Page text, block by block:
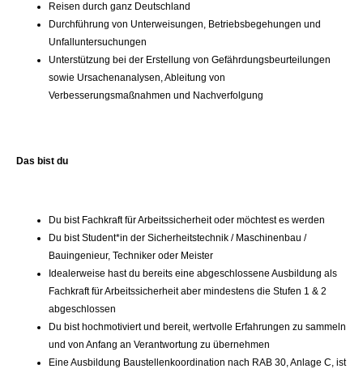
Reisen durch ganz Deutschland
Durchführung von Unterweisungen, Betriebsbegehungen und
Unfalluntersuchungen
Unterstützung bei der Erstellung von Gefährdungsbeurteilungen
sowie Ursachenanalysen, Ableitung von
Verbesserungsmaßnahmen und Nachverfolgung
Das bist du
Du bist Fachkraft für Arbeitssicherheit oder möchtest es werden
Du bist Student*in der Sicherheitstechnik / Maschinenbau /
Bauingenieur, Techniker oder Meister
Idealerweise hast du bereits eine abgeschlossene Ausbildung als
Fachkraft für Arbeitssicherheit aber mindestens die Stufen 1 & 2
abgeschlossen
Du bist hochmotiviert und bereit, wertvolle Erfahrungen zu sammeln
und von Anfang an Verantwortung zu übernehmen
Eine Ausbildung Baustellenkoordination nach RAB 30, Anlage C, ist